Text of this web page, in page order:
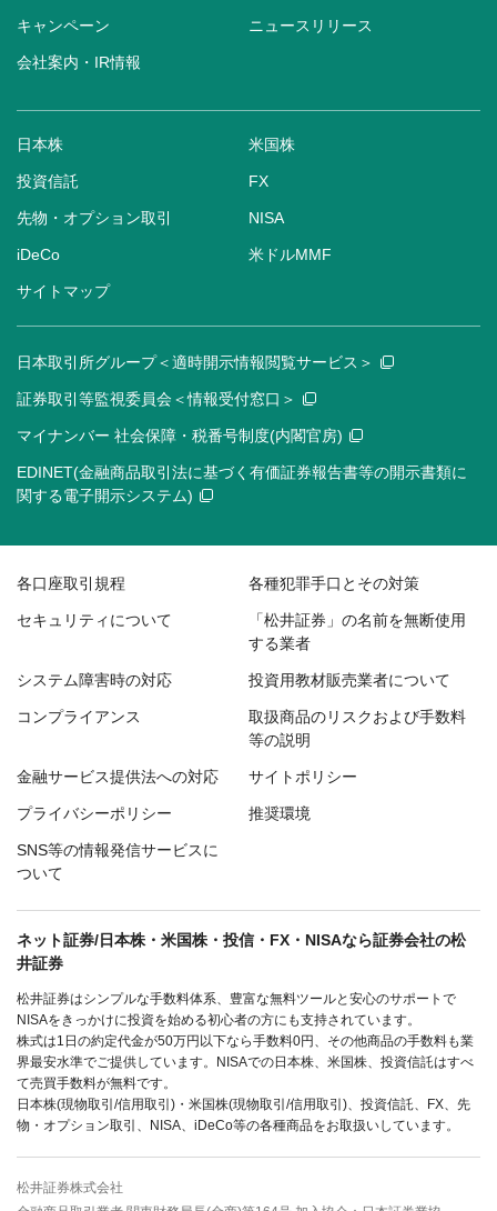
キャンペーン ニュースリリース
会社案内・IR情報
日本株 米国株
投資信託 FX
先物・オプション取引 NISA
iDeCo 米ドルMMF
サイトマップ
日本取引所グループ＜適時開示情報閲覧サービス＞
証券取引等監視委員会＜情報受付窓口＞
マイナンバー 社会保障・税番号制度(内閣官房)
EDINET(金融商品取引法に基づく有価証券報告書等の開示書類に
関する電子開示システム)
各口座取引規程 各種犯罪手口とその対策
セキュリティについて
「松井証券」の名前を無断使用
する業者
システム障害時の対応 投資用教材販売業者について
コンプライアンス
取扱商品のリスクおよび手数料
等の説明
金融サービス提供法への対応 サイトポリシー
プライバシーポリシー 推奨環境
SNS等の情報発信サービスに
ついて
ネット証券/日本株・米国株・投信・FX・NISAなら証券会社の松
井証券
松井証券はシンプルな手数料体系、豊富な無料ツールと安心のサポートで
NISAをきっかけに投資を始める初心者の方にも支持されています。
株式は1日の約定代金が50万円以下なら手数料0円、その他商品の手数料も業
界最安水準でご提供しています。NISAでの日本株、米国株、投資信託はすべ
て売買手数料が無料です。
日本株(現物取引/信用取引)・米国株(現物取引/信用取引)、投資信託、FX、先
物・オプション取引、NISA、iDeCo等の各種商品をお取扱いしています。
松井証券株式会社